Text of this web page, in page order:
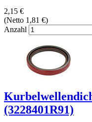
2,15 €
(Netto 1,81 €)
Anzahl
(3228401R91)